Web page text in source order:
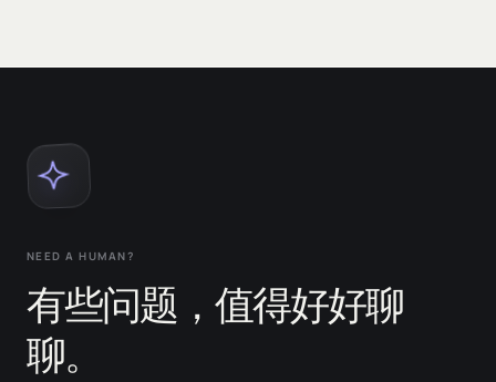
NEED A HUMAN?
有些问题，值得好好聊
聊。